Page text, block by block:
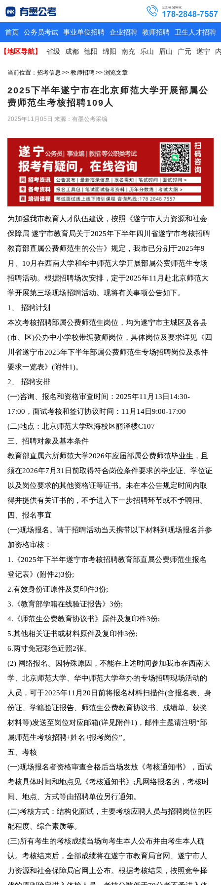
首页 公务员考试 事业单位招聘 企业招聘 教师招聘 卫生人才招聘
【地区导航】 省级 成都 德阳 绵阳 南充 乐山 眉山 广元 遂宁
当前位置： 招考信息 >> 教师招聘 >> 浏览文章
2025下半年遂宁市在北京师范大学开展部属公
费师范生考核招聘109人
2025年11月05日 来源：有墨公考采编
为加强我市教育人才队伍建设，按照《遂宁市人力资源和社会
保障局 遂宁市教育局关于2025年下半年四川省遂宁市考核招聘
教育部直属公费师范生的公告》规定，我市已分别于2025年9
月、10月在西南大学和华中师范大学开展部属公费师范生专场
招聘活动。根据招聘场次安排，定于2025年11月赴北京师范大
学开展第三场现场招聘活动。现将有关事项公告如下。
1、 招聘计划
本次考核招聘部属公费师范生岗位，均为遂宁市主城区及各县
(市、区)公办中小学校带编教师岗位，具体岗位及要求详见《四
川省遂宁市2025年下半年部属公费师范生专场招聘岗位及条件
要求一览表》(附件1)。
2、 招聘安排
(一)咨询、报名和资格审查时间：2025年11月13日14:30-
17:00，面试考核和签订协议时间：11月14日9:00-17:00
(二)地点：北京师范大学珠海校区丽泽楼C107
三、招聘对象及基本条件
教育部直属六所师范大学2026年应届部属公费师范毕业生，且
须在2026年7月31日前取得符合岗位条件要求的毕业证、学位证
以及岗位要求的其他资格证等证书。未在本公告规定时间内取
得并提供有关证书的，不予进入下一步招聘环节或不予聘用。
四、报名事宜
(一)现场报名。请于招聘活动当天携带以下材料到现场报名并参
加资格审核：
1.《2025年下半年遂宁市考核招聘教育部直属公费师范生报名
登记表》(附件2)3份;
2.有效身份证原件及复印件3份;
3.《教育部学籍在线验证报告》3份;
4.《师范生公费教育协议书》原件及复印件3份;
5.其他相关证书或材料原件及复印件3份;
6.两寸免冠彩色近照2张。
(2) 网络报名。因特殊原因，不能在上述时间参加我市在西南大
学、北京师范大学、华中师范大学举办的专场招聘现场活动的
人员，可于2025年11月20日前将报名材料扫描件(含报名表、身
份证、学籍验证报告、师范生公费教育协议书、成绩单、获奖
材料等)发送至岗位对应邮箱(详见附件1)，邮件主题请注明“部
属师范生考核招聘+姓名+报考岗位”。
五、考核
(一)现场报名者资格审查合格后当场发放《考核通知书》，面试
考核具体时间和地点见《考核通知书》;凡网络报名的，考核时
间、地点、方式等由招聘单位另行通知。
(二)考核方式：结构化面试，主要考核应聘人员与招聘岗位的匹
配程度、综合素质等。
(三)所有考生的考核成绩当场向考生本人公布并由考生本人确
认。考核结束后，全部成绩将在遂宁市教育局官网、遂宁市人
力资源和社会保障局官网上公布。根据考核结果，按照竞争择